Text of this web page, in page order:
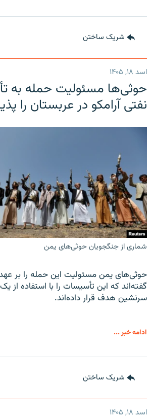
شریک ساختن
اسد ۱۸, ۱۴۰۵
حوثی‌ها مسئولیت حمله به
نفتی آرامکو در عربستان را
شماری از جنگجویان حوثی‌های یمن
حوثی‌های یمن مسئولیت این حمله را بر
گفته‌اند که این تأسیسات را با استفاده از
سرنشین هدف قرار داده‌اند.
ادامه خبر ...
شریک ساختن
اسد ۱۸, ۱۴۰۵